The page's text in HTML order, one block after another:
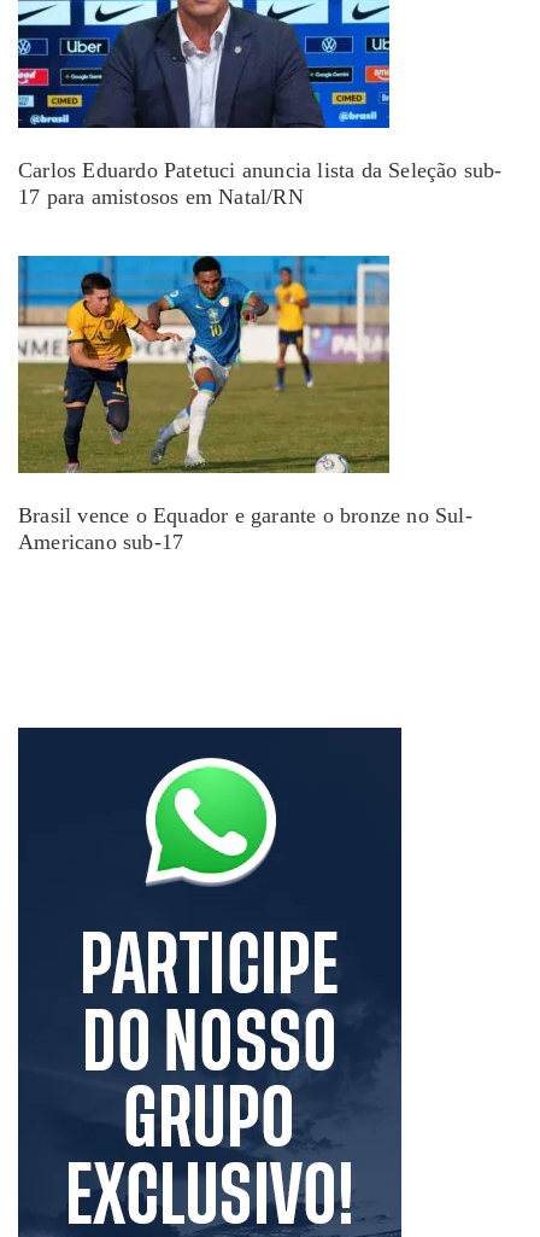
Carlos Eduardo Patetuci anuncia lista da Seleção sub-
17 para amistosos em Natal/RN
Brasil vence o Equador e garante o bronze no Sul-
Americano sub-17